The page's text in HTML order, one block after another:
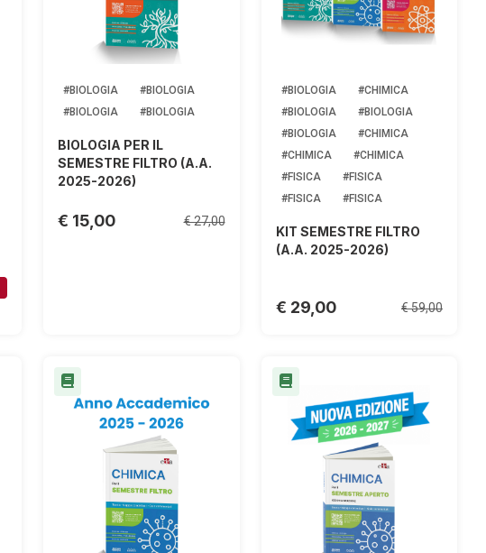
#BIOLOGIA
#BIOLOGIA
#BIOLOGIA
#BIOLOGIA
BIOLOGIA PER IL
SEMESTRE FILTRO (A.A.
2025-2026)
€ 15,00 € 27,00
#BIOLOGIA
#CHIMICA
#BIOLOGIA
#BIOLOGIA
#BIOLOGIA
#CHIMICA
#CHIMICA
#CHIMICA
#FISICA
#FISICA
#FISICA
#FISICA
KIT SEMESTRE FILTRO
(A.A. 2025-2026)
€ 29,00 € 59,00